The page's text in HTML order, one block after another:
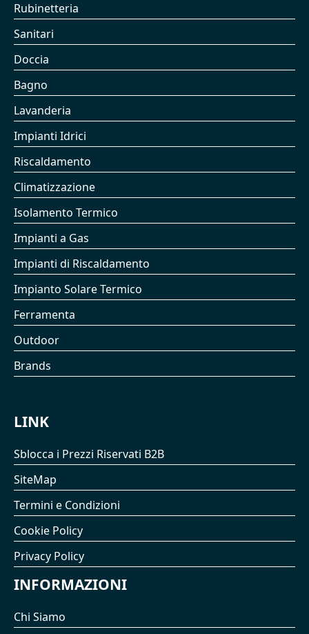
Rubinetteria
Sanitari
Doccia
Bagno
Lavanderia
Impianti Idrici
Riscaldamento
Climatizzazione
Isolamento Termico
Impianti a Gas
Impianti di Riscaldamento
Impianto Solare Termico
Ferramenta
Outdoor
Brands
LINK
Sblocca i Prezzi Riservati B2B
SiteMap
Termini e Condizioni
Cookie Policy
Privacy Policy
INFORMAZIONI
Chi Siamo